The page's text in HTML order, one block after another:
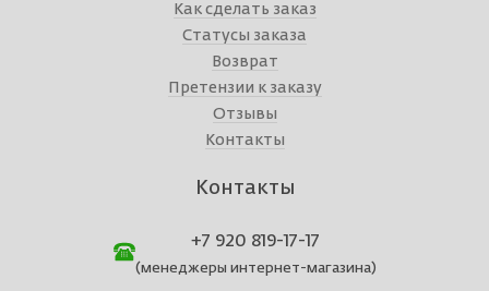
Как сделать заказ
Статусы заказа
Возврат
Претензии к заказу
Отзывы
Контакты
Контакты
+7 920 819-17-17
(менеджеры интернет-магазина)